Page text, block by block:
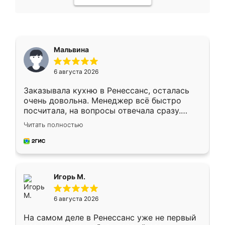
Мальвина
6 августа 2026
Заказывала кухню в Ренессанс, осталась
очень довольна. Менеджер всё быстро
посчитала, на вопросы отвечала сразу.
Замерщик приехал в субботу, подошёл к
делу со всей ответственностью. Собрали
за день, ребята работали аккуратно, даже
Читать полностью
Игорь М.
6 августа 2026
На самом деле в Ренессанс уже не первый